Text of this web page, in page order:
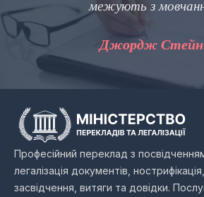
межують з
Джордж Стейнер
Професійний переклад з
легалізація документів,
засвідчення, витяги та довідки.